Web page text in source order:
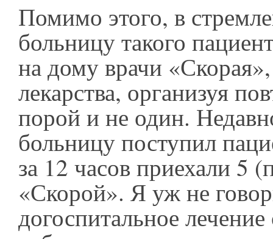
Помимо этого, в
больницу такого
на дому врачи
лекарства, организуя
порой и не один.
больницу поступил
за 12 часов приехали 5
«Скорой». Я уж не
догоспитальное